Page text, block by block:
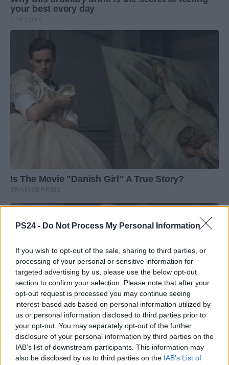
PS24 - Do Not Process My Personal Information
If you wish to opt-out of the sale, sharing to third parties, or
processing of your personal or sensitive information for
targeted advertising by us, please use the below opt-out
section to confirm your selection. Please note that after your
opt-out request is processed you may continue seeing
interest-based ads based on personal information utilized by
us or personal information disclosed to third parties prior to
your opt-out. You may separately opt-out of the further
disclosure of your personal information by third parties on the
IAB’s list of downstream participants. This information may
also be disclosed by us to third parties on the IAB’s List of